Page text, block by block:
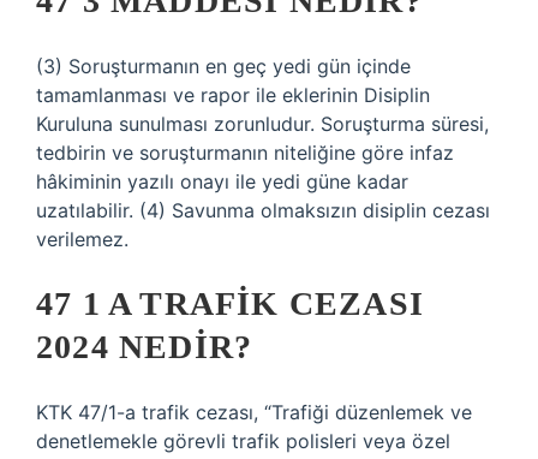
(3) Soruşturmanın en geç yedi gün içinde
tamamlanması ve rapor ile eklerinin Disiplin
Kuruluna sunulması zorunludur. Soruşturma süresi,
tedbirin ve soruşturmanın niteliğine göre infaz
hâkiminin yazılı onayı ile yedi güne kadar
uzatılabilir. (4) Savunma olmaksızın disiplin cezası
verilemez.
47 1 A TRAFIK CEZASI
2024 NEDIR?
KTK 47/1-a trafik cezası, “Trafiği düzenlemek ve
denetlemekle görevli trafik polisleri veya özel